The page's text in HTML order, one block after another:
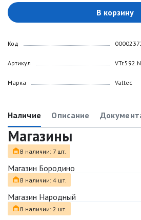
В корзину
Код
Артикул
Марка Valtec
Наличие Описание
Магазины
В наличии: 7 шт.
Магазин Бородино
В наличии: 4 шт.
Магазин Народный
В наличии: 2 шт.